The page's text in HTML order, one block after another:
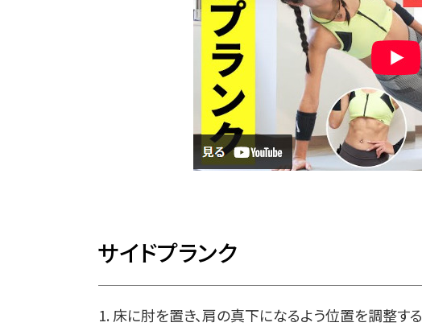
サイドプランク
1. 床に肘を置き、肩の真下になるよう位置を調整する